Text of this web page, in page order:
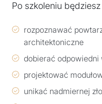
Po szkoleniu
rozpoznawać
architektoniczne
dobierać odpowiedni
projektować
unikać nadmiernej